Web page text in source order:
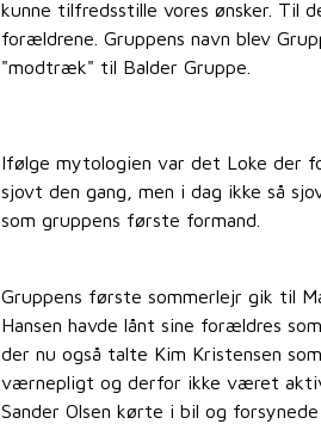
kunne tilfredsstille vores ønsker. Til
forældrene. Gruppens navn blev
"modtræk" til Balder Gruppe.
Ifølge mytologien var det Loke der
sjovt den gang, men i dag ikke så
som gruppens første formand.
Gruppens første sommerlejr gik til
Hansen havde lånt sine forældres
der nu også talte Kim Kristensen
værnepligt og derfor ikke været
Sander Olsen kørte i bil og